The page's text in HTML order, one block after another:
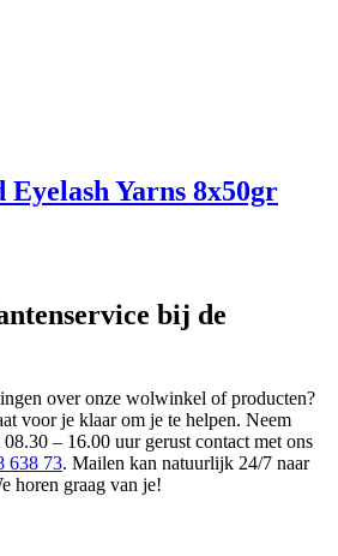
Eyelash Yarns 8x50gr
bij de
over onze wolwinkel of producten?
voor je klaar om je te helpen. Neem
– 16.00 uur gerust contact met ons
638 73. Mailen kan natuurlijk 24/7 naar
horen graag van je!